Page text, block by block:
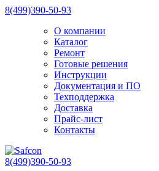
8(499)390-50-93
О компании
Каталог
Ремонт
Готовые решения
Инструкции
Документация и ПО
Техподдержка
Доставка
Прайс-лист
Контакты
8(499)390-50-93